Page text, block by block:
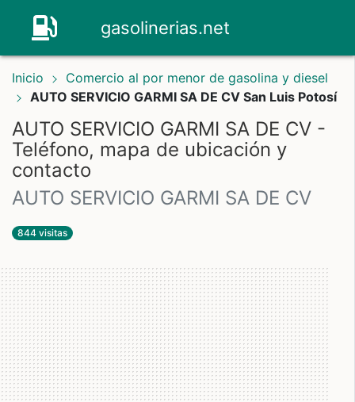
gasolinerias.net
Inicio
Comercio al por menor de gasolina y diesel
AUTO SERVICIO GARMI SA DE CV San Luis Potosí
AUTO SERVICIO GARMI SA DE CV -
Teléfono, mapa de ubicación y
contacto
AUTO SERVICIO GARMI SA DE CV
844 visitas